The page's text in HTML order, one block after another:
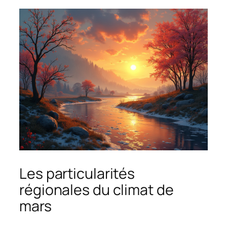
Les particularités
régionales du climat de
mars